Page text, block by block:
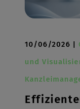
10/06/2026 |
und